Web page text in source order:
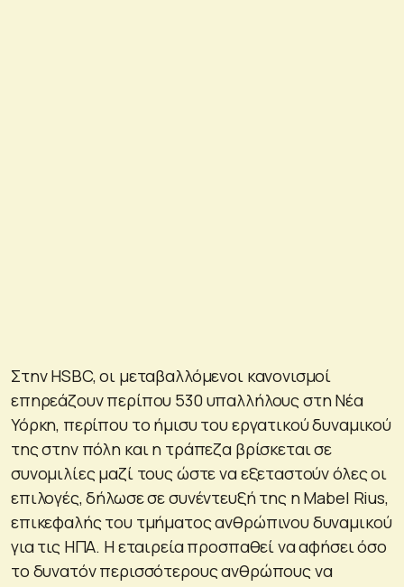
Στην HSBC, οι μεταβαλλόμενοι κανονισμοί
επηρεάζουν περίπου 530 υπαλλήλους στη Νέα
Υόρκη, περίπου το ήμισυ του εργατικού δυναμικού
της στην πόλη και η τράπεζα βρίσκεται σε
συνομιλίες μαζί τους ώστε να εξεταστούν όλες οι
επιλογές, δήλωσε σε συνέντευξή της η Mabel Rius,
επικεφαλής του τμήματος ανθρώπινου δυναμικού
για τις ΗΠΑ. Η εταιρεία προσπαθεί να αφήσει όσο
το δυνατόν περισσότερους ανθρώπους να